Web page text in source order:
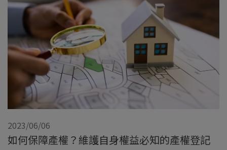
2023/06/06
如何保障產權？維護自身權益必知的產權登記